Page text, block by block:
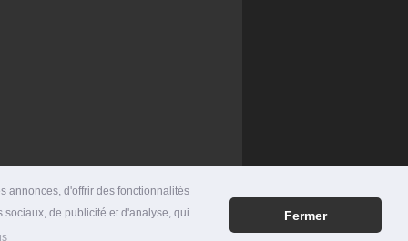
annonces, d'offrir des fonctionnalités
de publicité et d'analyse, qui
Fermer